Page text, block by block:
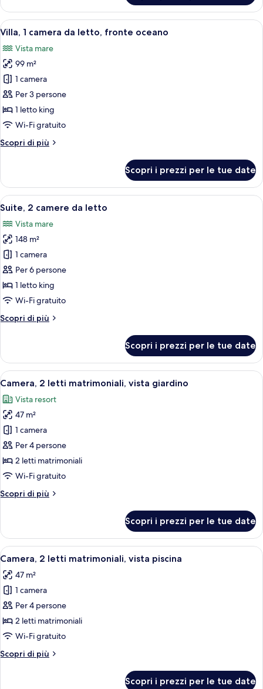
familiare,
letto
Apri
tutte
le
foto
per
Villa,
1
camera
letto,
Camera d'albergo moderna con un
6
Villa, 1 camera da letto, fronte oceano
Vista mare
99 m²
1 camera
Per 3 persone
1 letto king
Wi-Fi gratuito
Scopri di più
Altri
1
camera
da
fronte
oceano
Scopri i prezzi per le tue date
Apri
tutte
le
foto
per
Suite,
2
camere
letto
Camera d'albergo con due letti, una
6
Suite, 2 camere da letto
Vista mare
148 m²
1 camera
Per 6 persone
1 letto king
Wi-Fi gratuito
Scopri di più
Altri
2
camere
da
Scopri i prezzi per le tue date
Apri
tutte
le
foto
per
Camera,
2
letti
matrimoniali,
vista
Una camera d'hotel moderna con
7
Camera, 2 letti matrimoniali, vista giardino
Vista resort
47 m²
1 camera
Per 4 persone
2 letti matrimoniali
Wi-Fi gratuito
Scopri di più
Altri
2
letti
matrimoniali,
giardino
Scopri i prezzi per le tue date
Apri
tutte
le
foto
per
Camera,
2
matrimoniali,
Camera d'albergo con due letti,
6
Camera, 2 letti matrimoniali, vista piscina
47 m²
1 camera
Per 4 persone
2 letti matrimoniali
Wi-Fi gratuito
Scopri di più
Altri
Scopri i prezzi per le tue date